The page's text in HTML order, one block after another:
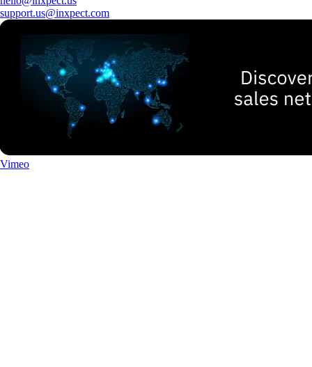
support.us@inxpect.com
Vimeo